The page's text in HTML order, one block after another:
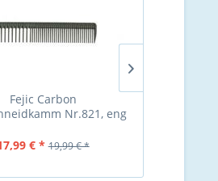
Fejic Carbon
Nr.821, eng
€ * 19,99 € *